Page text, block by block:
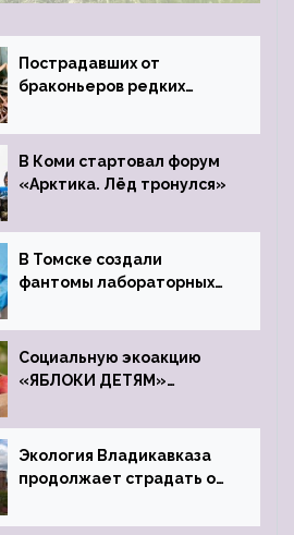
Пострадавших от
браконьеров редких
Ростовский зоопарк
В Коми стартовал форум
«Арктика. Лёд тронулся»
В Томске создали
фантомы лабораторных
Социальную экоакцию
«ЯБЛОКИ ДЕТЯМ»
Экология Владикавказа
продолжает страдать от
завода